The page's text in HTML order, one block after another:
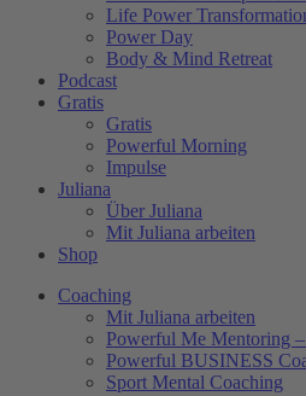
Life Power
Power Day
Body & Mind Retreat
Podcast
Gratis
Gratis
Powerful Morning
Impulse
Juliana
Über Juliana
Mit Juliana arbeiten
Shop
Coaching
Mit Juliana arbeiten
Powerful Me Mentoring
Powerful BUSINESS
Sport Mental Coaching